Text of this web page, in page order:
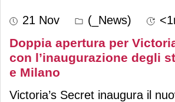
21 Nov (_News)
Doppia apertura per
con l’inaugurazione degli
e Milano
Victoria’s Secret inaugura il